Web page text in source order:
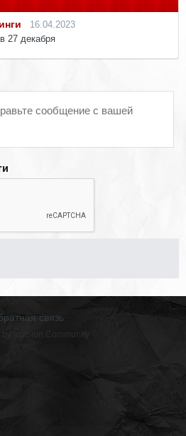
16.04.2023
27 декабря
сообщение с вашей
связь
by Invision Community